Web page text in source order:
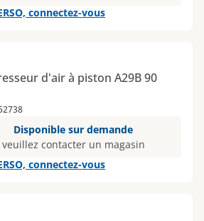
connectez-vous
d'air à piston A29B 90
Disponible sur demande
veuillez contacter un magasin
connectez-vous